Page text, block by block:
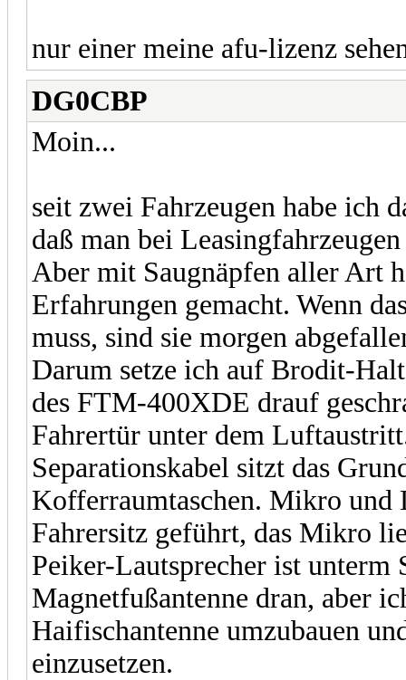
nur einer meine afu-lizenz
DG0CBP
Moin...
seit zwei Fahrzeugen habe ich
daß man bei
Aber mit Saugnäpfen aller Art
Erfahrungen gemacht. Wenn
muss, sind sie morgen
Darum setze ich auf Brodit-
des FTM-400XDE drauf
Fahrertür unter dem
Separationskabel sitzt das
Kofferraumtaschen. Mikro und
Fahrersitz geführt, das Mikro
Peiker-Lautsprecher ist
Magnetfußantenne dran, aber
Haifischantenne umzubauen
einzusetzen.